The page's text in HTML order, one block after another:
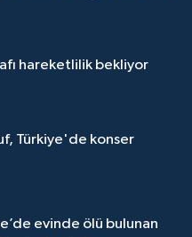
hareketlilik bekliyor
Türkiye'de konser
evinde ölü bulunan